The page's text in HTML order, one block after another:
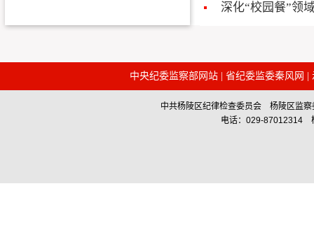
深化“校园餐”领
中央纪委监察部网站| 省纪委监委秦风网
中共杨陵区纪律检查委员会 杨陵区监
电话：029-87012314